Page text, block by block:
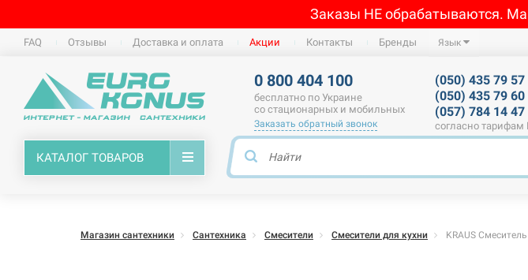
Заказы НЕ обрабатываются.
FAQ Отзывы Доставка и оплата Акции Контакты Бренды Язык
0 800 404 100
бесплатно по Украине
со стационарных и мобильных
Заказать обратный звонок
(050) 435 79 57
(050) 435 79 60
(057) 784 14 47
согласно тарифам
КАТАЛОГ ТОВАРОВ
Магазин сантехники Сантехника Смесители Смесители для кухни KRAUS